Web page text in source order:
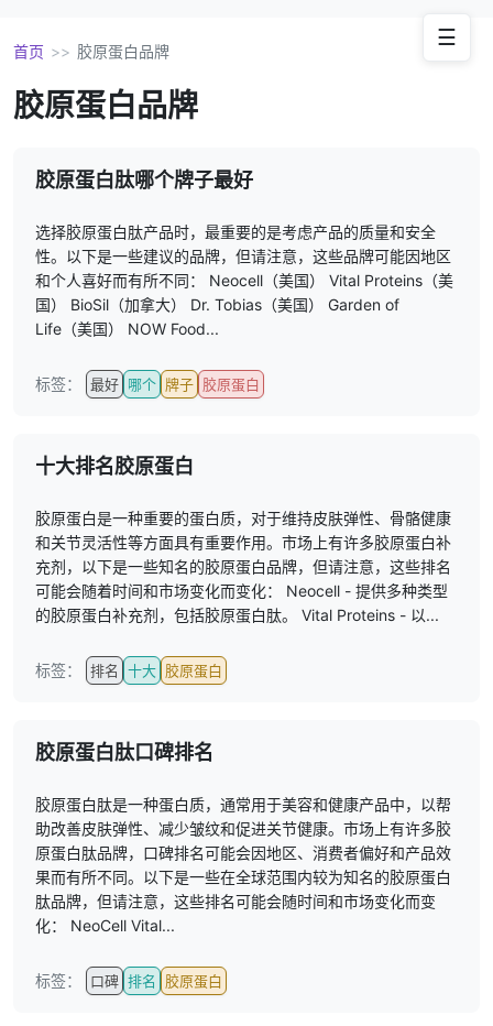
☰
首页 >> 胶原蛋白品牌
胶原蛋白品牌
胶原蛋白肽哪个牌子最好
选择胶原蛋白肽产品时，最重要的是考虑产品的质量和安全
性。以下是一些建议的品牌，但请注意，这些品牌可能因地区
和个人喜好而有所不同： Neocell（美国） Vital Proteins（美
国） BioSil（加拿大） Dr. Tobias（美国） Garden of
Life（美国） NOW Food...
标签： 最好 哪个 牌子 胶原蛋白
十大排名胶原蛋白
胶原蛋白是一种重要的蛋白质，对于维持皮肤弹性、骨骼健康
和关节灵活性等方面具有重要作用。市场上有许多胶原蛋白补
充剂，以下是一些知名的胶原蛋白品牌，但请注意，这些排名
可能会随着时间和市场变化而变化： Neocell - 提供多种类型
的胶原蛋白补充剂，包括胶原蛋白肽。 Vital Proteins - 以...
标签： 排名 十大 胶原蛋白
胶原蛋白肽口碑排名
胶原蛋白肽是一种蛋白质，通常用于美容和健康产品中，以帮
助改善皮肤弹性、减少皱纹和促进关节健康。市场上有许多胶
原蛋白肽品牌，口碑排名可能会因地区、消费者偏好和产品效
果而有所不同。以下是一些在全球范围内较为知名的胶原蛋白
肽品牌，但请注意，这些排名可能会随时间和市场变化而变
化： NeoCell Vital...
标签： 口碑 排名 胶原蛋白